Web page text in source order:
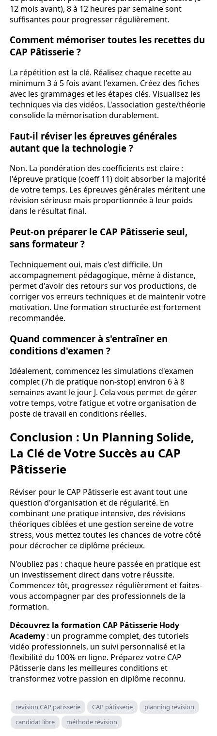
12 mois avant), 8 à 12 heures par semaine sont
suffisantes pour progresser régulièrement.
Comment mémoriser toutes les recettes du
CAP Pâtisserie ?
La répétition est la clé. Réalisez chaque recette au
minimum 3 à 5 fois avant l'examen. Créez des fiches
avec les grammages et les étapes clés. Visualisez les
techniques via des vidéos. L'association geste/théorie
consolide la mémorisation durablement.
Faut-il réviser les épreuves générales
autant que la technologie ?
Non. La pondération des coefficients est claire :
l'épreuve pratique (coeff 11) doit absorber la majorité
de votre temps. Les épreuves générales méritent une
révision sérieuse mais proportionnée à leur poids
dans le résultat final.
Peut-on préparer le CAP Pâtisserie seul,
sans formateur ?
Techniquement oui, mais c'est difficile. Un
accompagnement pédagogique, même à distance,
permet d'avoir des retours sur vos productions, de
corriger vos erreurs techniques et de maintenir votre
motivation. Une formation structurée est fortement
recommandée.
Quand commencer à s'entraîner en
conditions d'examen ?
Idéalement, commencez les simulations d'examen
complet (7h de pratique non-stop) environ 6 à 8
semaines avant le jour J. Cela vous permet de gérer
votre temps, votre fatigue et votre organisation de
poste de travail en conditions réelles.
Conclusion : Un Planning Solide,
La Clé de Votre Succès au CAP
Pâtisserie
Réviser pour le CAP Pâtisserie est avant tout une
question d'organisation et de régularité. En
combinant une pratique intensive, des révisions
théoriques ciblées et une gestion sereine de votre
stress, vous mettez toutes les chances de votre côté
pour décrocher ce diplôme précieux.
N'oubliez pas : chaque heure passée en pratique est
un investissement direct dans votre réussite.
Commencez tôt, progressez régulièrement et faites-
vous accompagner par des professionnels de la
formation.
Découvrez la formation CAP Pâtisserie Hody
Academy : un programme complet, des tutoriels
vidéo professionnels, un suivi personnalisé et la
flexibilité du 100% en ligne. Préparez votre CAP
Pâtisserie dans les meilleures conditions et
transformez votre passion en diplôme reconnu.
revision CAP patisserie CAP pâtisserie
planning révision
candidat libre
méthode révision